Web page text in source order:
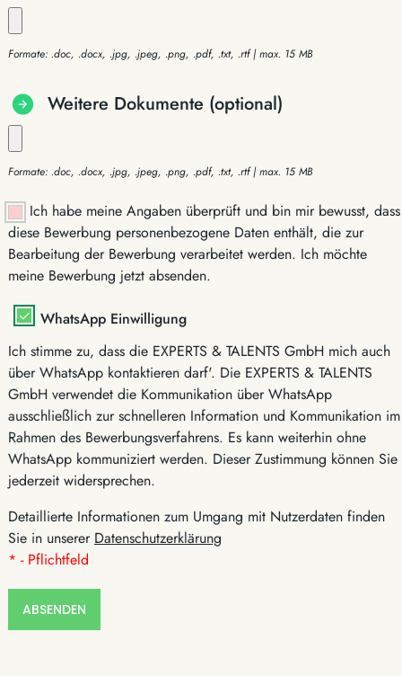
Formate: .doc, .docx, .jpg, .jpeg, .png, .pdf, .txt, .rtf | max. 15 MB
Weitere Dokumente (optional)
Formate: .doc, .docx, .jpg, .jpeg, .png, .pdf, .txt, .rtf | max. 15 MB
Ich habe meine Angaben überprüft und bin mir bewusst, dass
diese Bewerbung personenbezogene Daten enthält, die zur
Bearbeitung der Bewerbung verarbeitet werden. Ich möchte
meine Bewerbung jetzt absenden.
WhatsApp Einwilligung
Ich stimme zu, dass die EXPERTS & TALENTS GmbH mich auch
über WhatsApp kontaktieren darf'. Die EXPERTS & TALENTS
GmbH verwendet die Kommunikation über WhatsApp
ausschließlich zur schnelleren Information und Kommunikation im
Rahmen des Bewerbungsverfahrens. Es kann weiterhin ohne
WhatsApp kommuniziert werden. Dieser Zustimmung können Sie
jederzeit widersprechen.
Detaillierte Informationen zum Umgang mit Nutzerdaten finden
Sie in unserer Datenschutzerklärung
* - Pflichtfeld
ABSENDEN